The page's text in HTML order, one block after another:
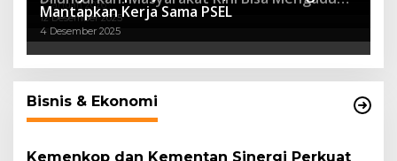
7 Januari 2026
Lebih Cepat, Mudah, dan Terintegrasi
12 Desember 2025
Mantapkan Kerja Sama PSEL
4 Desember 2025
Bisnis & Ekonomi
Kemenkop dan Kementan Sinergi Perkuat